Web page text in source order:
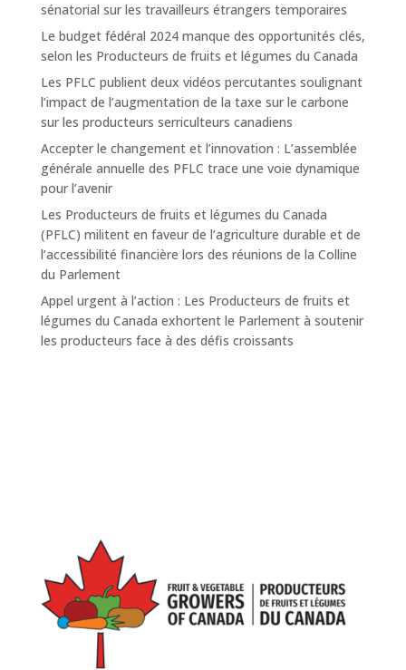
sénatorial sur les travailleurs étrangers temporaires
Le budget fédéral 2024 manque des opportunités clés,
selon les Producteurs de fruits et légumes du Canada
Les PFLC publient deux vidéos percutantes soulignant
l’impact de l’augmentation de la taxe sur le carbone
sur les producteurs serriculteurs canadiens
Accepter le changement et l’innovation : L’assemblée
générale annuelle des PFLC trace une voie dynamique
pour l’avenir
Les Producteurs de fruits et légumes du Canada
(PFLC) militent en faveur de l’agriculture durable et de
l’accessibilité financière lors des réunions de la Colline
du Parlement
Appel urgent à l’action : Les Producteurs de fruits et
légumes du Canada exhortent le Parlement à soutenir
les producteurs face à des défis croissants